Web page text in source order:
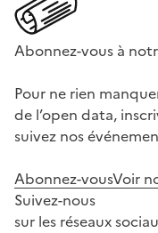
Abonnez-vous à
Pour ne rien
de l’open data,
suivez nos
Abonnez-vousVoir
Suivez-nous
sur les réseaux